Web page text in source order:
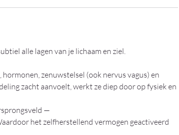
alle lagen van je lichaam en ziel.
zenuwstelsel (ook nervus vagus) en
zacht aanvoelt, werkt ze diep door op fysiek en
—
het zelfherstellend vermogen geactiveerd